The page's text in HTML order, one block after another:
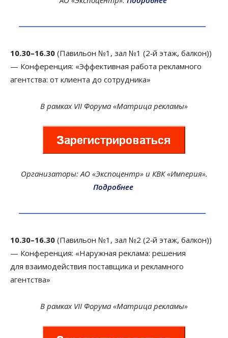
10.30–16.30 (Павильон №1, зал №1 (2‑й этаж, балкон))
— Конференция: «Эффективная работа рекламного
агентства: от клиента до сотрудника»
В рамках VII Форума «Матрица рекламы»
Организаторы: АО «Экспоцентр» и КВК «Империя».
Подробнее
10.30–16.30 (Павильон №1, зал №2 (2‑й этаж, балкон))
— Конференция: «Наружная реклама: решения
для взаимодействия поставщика и рекламного
агентства»
В рамках VII Форума «Матрица рекламы»